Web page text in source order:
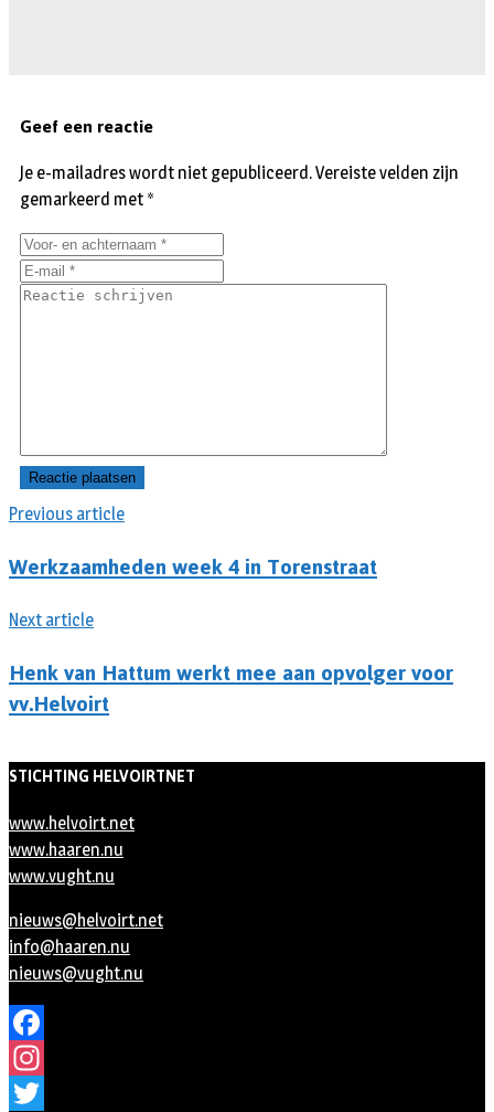
Previous article
Werkzaamheden week 4 in Torenstraat
Next article
Henk van Hattum werkt mee aan opvolger voor
vv.Helvoirt
Geef een reactie
Je e-mailadres wordt niet gepubliceerd.Vereiste velden zijn
gemarkeerd met *
STICHTING HELVOIRTNET
www.helvoirt.net
www.haaren.nu
www.vught.nu
nieuws@helvoirt.net
info@haaren.nu
nieuws@vught.nu
Facebook
Instagram